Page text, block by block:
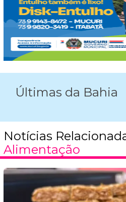
Últimas da Bahia
Notícias
Alimentação